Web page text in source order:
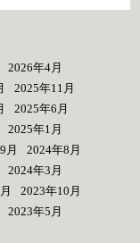
2026年4月
2025年11月
2025年6月
2025年1月
月
2024年8月
2024年3月
2023年10月
2023年5月